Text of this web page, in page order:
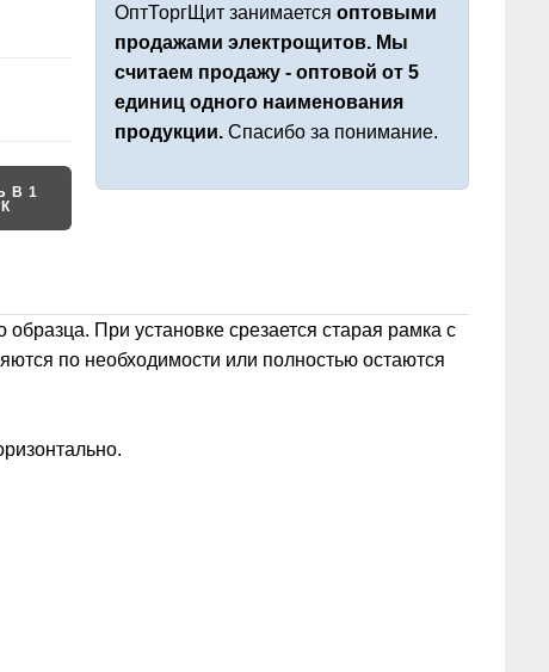
В 1
ОптТоргЩит занимается оптовыми
продажами электрощитов. Мы
считаем продажу - оптовой от 5
единиц одного наименования
продукции.Спасибо за понимание.
При установке срезается старая рамка с
по необходимости или полностью остаются